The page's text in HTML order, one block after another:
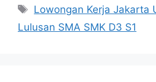
Tag
Lowongan Kerja Jakarta
Lulusan SMA SMK D3 S1